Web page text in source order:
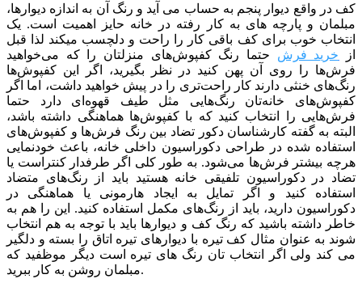
کف در واقع دیوار پنجم به حساب می­ آید و رنگ آن به اندازه دیوارها،
مبلمان و پارچه­ های به کار رفته در خانه حایز اهمیت است. یک
انتخاب خوب برای کف باقی کار را راحت و دلچسب می­کند لذا قبل
از خرید فرش حتما رنگ کفپوش‌های منزلتان را که می‌خواهید
فرش‌ها را روی آن پهن کنید در نظر بگیرید، اگر این کفپوش‌ها
رنگ‌های خنثی دارند کار راحت‌تری را در پیش خواهید داشت، اما اگر
کفپوش‌های خانه‌تان رنگ‌هایی مثل طیف قهوه‌ای دارد حتما
فرش‌هایی را انتخاب کنید که با کفپوش‌ها هماهنگی داشته باشد،
البته به گفته کارشناسان دکور تضاد بین رنگ فرش‌ها و کفپوش‌های
استفاده شده در طراحی دکوراسیون داخلی خانه، باعث خودنمایی
هرچه بیشتر فرش‌ها می‌شود. به طور کلی اگر طرفدار کنتراست یا
تضاد در دکوراسیون تلفیقی خانه هستید باید از رنگ‌های متضاد
استفاده کنید و اگر تمایل به ایجاد هارمونی یا هماهنگی در
دکوراسیون دارید، باید از رنگ‌های مکمل استفاده کنید. این را هم به
خاطر داشته باشید که رنگ کف و دیوارها باید با توجه به هم انتخاب
شوند به عنوان مثال کف تیره با دیوارهای تیره اتاق را بسته و دلگیر
می کند ولی اگر انتخاب تان رنگ های تیره است دیگر موظفید که
مبلمان روشن به کار ببرید.